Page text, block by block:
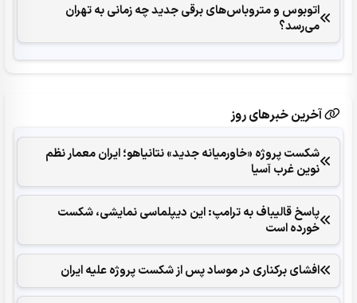
اتوبوس و متروباس‌های برقی جدید چه زمانی به تهران
می‌رسد؟
آخرین خبرهای روز
شکست پروژه «خاورمیانه جدید» نتانیاهو؛ ایران معمار نظم
نوین غرب آسیا
پاسخ قالیباف به ترامپ: این دیپلماسی نمایشی، شکست
خورده است
افشای برکناری در موساد پس از شکست پروژه علیه ایران